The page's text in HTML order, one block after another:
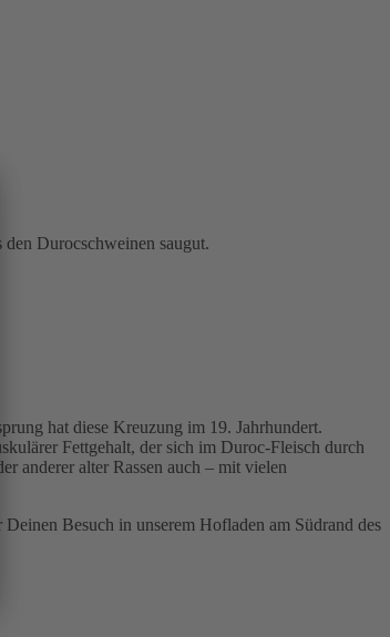
Durocschweinen saugut.
hat diese Kreuzung im 19. Jahrhundert.
Fettgehalt, der sich im Duroc-Fleisch durch
anderer alter Rassen auch – mit vielen
Besuch in unserem Hofladen am Südrand des